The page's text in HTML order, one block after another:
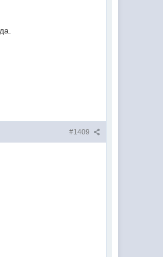
#1409